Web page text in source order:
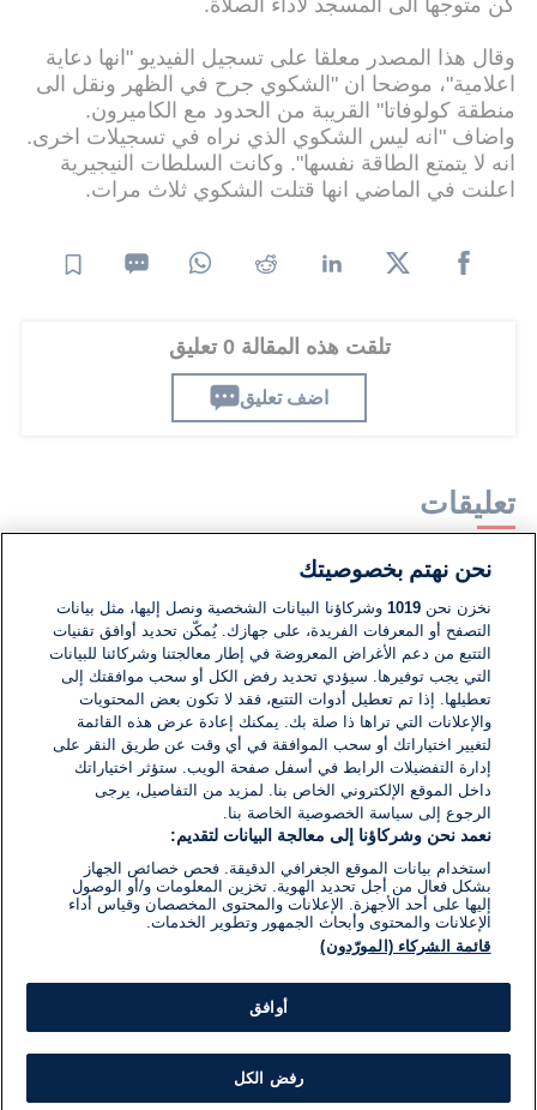
كن متوجها الى المسجد لأداء الصلاة.
وقال هذا المصدر معلقا على تسجيل الفيديو "انها دعاية
اعلامية"، موضحا ان "الشكوي جرح في الظهر ونقل الى
منطقة كولوفاتا" القريبة من الحدود مع الكاميرون.
واضاف "انه ليس الشكوي الذي نراه في تسجيلات اخرى.
انه لا يتمتع الطاقة نفسها". وكانت السلطات النيجيرية
اعلنت في الماضي انها قتلت الشكوي ثلاث مرات.
تلقت هذه المقالة 0 تعليق
اضف تعليق
تعليقات
لا توجد تعليقات مكتوبة حتى الآن. كن الأول!
اكتب تعليقًا جديدًا ...
نحن نهتم بخصوصيتك
نخزن نحن1019 وشركاؤنا البيانات الشخصية ونصل إليها، مثل بيانات
التصفح أو المعرفات الفريدة، على جهازك. يُمكّن تحديد أوافق تقنيات
التتبع من دعم الأغراض المعروضة في إطار معالجتنا وشركائنا للبيانات
التي يجب توفيرها. سيؤدي تحديد رفض الكل أو سحب موافقتك إلى
تعطيلها. إذا تم تعطيل أدوات التتبع، فقد لا تكون بعض المحتويات
والإعلانات التي تراها ذا صلة بك. يمكنك إعادة عرض هذه القائمة
لتغيير اختياراتك أو سحب الموافقة في أي وقت عن طريق النقر على
إدارة التفضيلات الرابط في أسفل صفحة الويب. ستؤثر اختياراتك
داخل الموقع الإلكتروني الخاص بنا. لمزيد من التفاصيل، يرجى
الرجوع إلى سياسة الخصوصية الخاصة بنا.
نعمد نحن وشركاؤنا إلى معالجة البيانات لتقديم:
استخدام بيانات الموقع الجغرافي الدقيقة. فحص خصائص الجهاز
بشكل فعال من أجل تحديد الهوية. تخزين المعلومات و/أو الوصول
إليها على أحد الأجهزة. الإعلانات والمحتوى المخصصان وقياس أداء
الإعلانات والمحتوى وأبحاث الجمهور وتطوير الخدمات.
قائمة الشركاء (المورّدون)
أوافق
رفض الكل